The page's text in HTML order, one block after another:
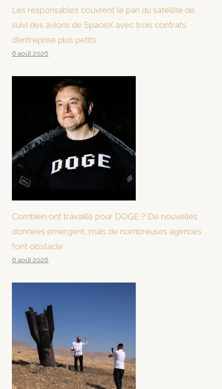
Les responsables couvrent le pari du satellite de
suivi des avions de SpaceX avec trois contrats
d’entreprise plus petits
6 août 2026
Combien ont travaillé pour DOGE ? De nouvelles
données émergent, mais de nombreuses agences
font obstacle
6 août 2026